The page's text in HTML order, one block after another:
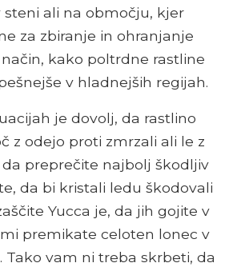
ali na območju, kjer
za zbiranje in ohranjanje
kako poltrdne rastline
v hladnejših regijah.
je dovolj, da rastlino
z odejo proti zmrzali ali le z
preprečite najbolj škodljiv
da bi kristali ledu škodovali
Yucca je, da jih gojite v
premikate celoten lonec v
Tako vam ni treba skrbeti, da